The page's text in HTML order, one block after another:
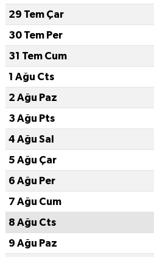
29 Tem Çar
30 Tem Per
31 Tem Cum
1 Ağu Cts
2 Ağu Paz
3 Ağu Pts
4 Ağu Sal
5 Ağu Çar
6 Ağu Per
7 Ağu Cum
8 Ağu Cts
9 Ağu Paz